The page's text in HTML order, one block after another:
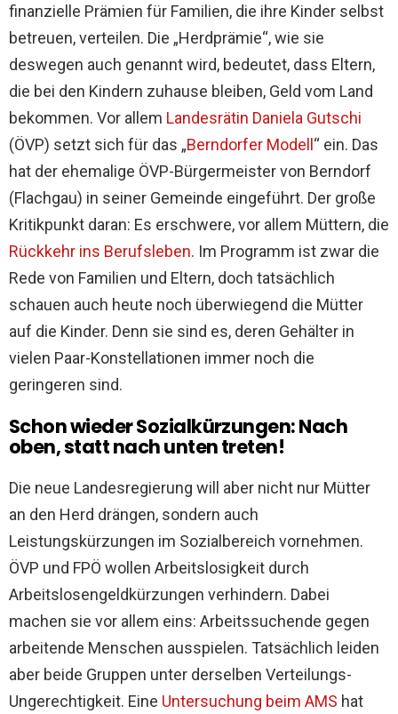
finanzielle Prämien für Familien, die ihre Kinder selbst
betreuen, verteilen. Die „Herdprämie“, wie sie
deswegen auch genannt wird, bedeutet, dass Eltern,
die bei den Kindern zuhause bleiben, Geld vom Land
bekommen. Vor allem Landesrätin Daniela Gutschi
(ÖVP) setzt sich für das „Berndorfer Modell “ ein. Das
hat der ehemalige ÖVP-Bürgermeister von Berndorf
(Flachgau) in seiner Gemeinde eingeführt. Der große
Kritikpunkt daran: Es erschwere, vor allem Müttern, die
Rückkehr ins Berufsleben. Im Programm ist zwar die
Rede von Familien und Eltern, doch tatsächlich
schauen auch heute noch überwiegend die Mütter
auf die Kinder. Denn sie sind es, deren Gehälter in
vielen Paar-Konstellationen immer noch die
geringeren sind.
Schon wieder Sozialkürzungen: Nach
oben, statt nach unten treten!
Die neue Landesregierung will aber nicht nur Mütter
an den Herd drängen, sondern auch
Leistungskürzungen im Sozialbereich vornehmen.
ÖVP und FPÖ wollen Arbeitslosigkeit durch
Arbeitslosengeldkürzungen verhindern. Dabei
machen sie vor allem eins: Arbeitssuchende gegen
arbeitende Menschen ausspielen. Tatsächlich leiden
aber beide Gruppen unter derselben Verteilungs-
Ungerechtigkeit. Eine Untersuchung beim AMS hat